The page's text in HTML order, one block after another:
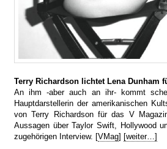
Terry Richardson lichtet Lena Dunham
An ihm -aber auch an ihr- kommt
Hauptdarstellerin der amerikanischen
von Terry Richardson für das V
Aussagen über Taylor Swift, Hollywood
zugehörigen Interview. [VMag] [weiter…]